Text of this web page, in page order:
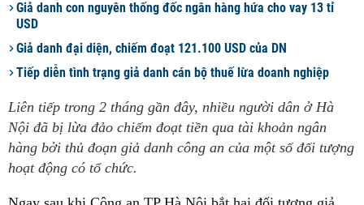
Giả danh con nguyên thống đốc ngân hàng hứa cho vay 13 tỉ
USD
Giả danh đại diện, chiếm đoạt 121.100 USD của DN
Tiếp diễn tình trạng giả danh cán bộ thuế lừa doanh nghiệp
Liên tiếp trong 2 tháng gần đây, nhiều người dân ở Hà
Nội đã bị lừa đảo chiếm đoạt tiền qua tài khoản ngân
hàng bởi thủ đoạn giả danh công an của một số đối tượng
hoạt động có tổ chức.